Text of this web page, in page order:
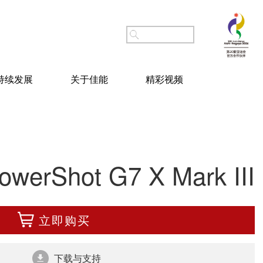
续发展 关于佳能 精彩视频
G7 X Mark III
立即购买
下载与支持